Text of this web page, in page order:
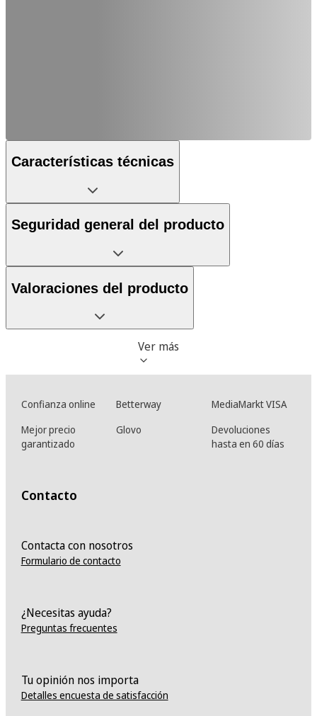
Características técnicas
Seguridad general del producto
Valoraciones del producto
Ver más
Confianza online Betterway
MediaMarkt VISA
Mejor precio
garantizado
Glovo
Devoluciones
hasta en 60 días
Contacto
Contacta con nosotros
Formulario de contacto
¿Necesitas ayuda?
Preguntas frecuentes
Tu opinión nos importa
Detalles encuesta de satisfacción